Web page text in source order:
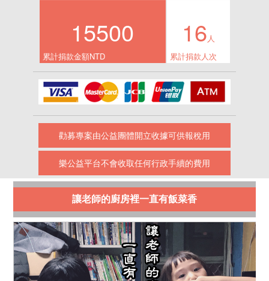
15500
累計捐款金額NTD
16人
累計捐款人次
勸募專案由公益團體開立收據可供報稅用
樂公益平台不會收取任何行政手續的費用
讓老師的廚房裡一直有飯菜香